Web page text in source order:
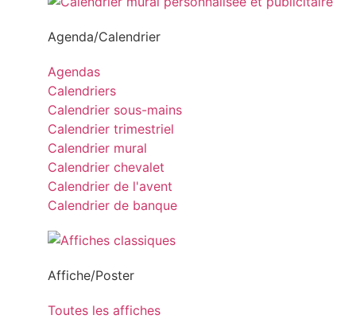
Agenda/Calendrier
Agendas
Calendriers
Calendrier sous-mains
Calendrier trimestriel
Calendrier mural
Calendrier chevalet
Calendrier de l'avent
Calendrier de banque
Affiche/Poster
Toutes les affiches